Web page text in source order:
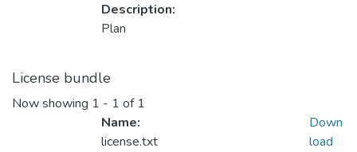
Description:
Plan
License bundle
Now showing 1 - 1 of 1
Name:
license.txt
Down
load